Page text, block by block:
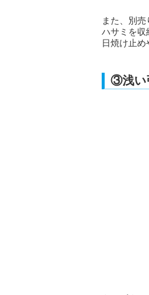
また、別
ハサミを収
日焼け止
③浅い